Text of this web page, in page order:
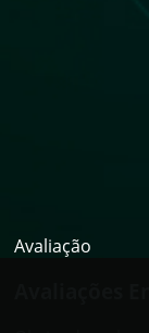
Avaliação